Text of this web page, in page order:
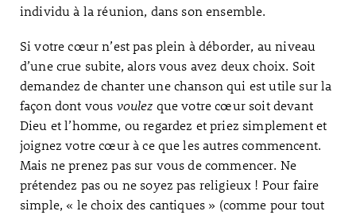
individu à la réunion, dans son ensemble.
Si votre cœur n’est pas plein à déborder, au niveau
d’une crue subite, alors vous avez deux choix. Soit
demandez de chanter une chanson qui est utile sur la
façon dont vous voulez que votre cœur soit devant
Dieu et l’homme, ou regardez et priez simplement et
joignez votre cœur à ce que les autres commencent.
Mais ne prenez pas sur vous de commencer. Ne
prétendez pas ou ne soyez pas religieux ! Pour faire
simple, « le choix des cantiques » (comme pour tout